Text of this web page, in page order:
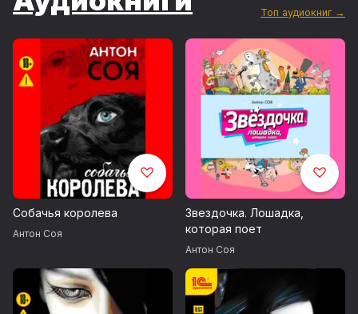
Топ аудиокниг →
Собачья королева
Антон Соя
Звездочка. Лошадка,
которая поет
Антон Соя